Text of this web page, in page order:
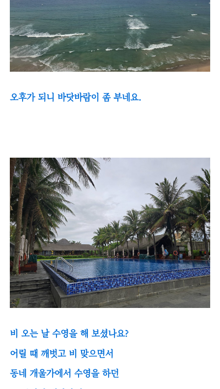
오후가 되니 바닷바람이 좀 부네요.
비 오는 날 수영을 해 보셨나요?
어릴 때 깨벗고 비 맞으면서
동네 개울가에서 수영을 하던